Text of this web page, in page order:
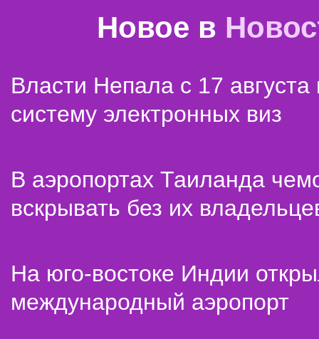
Новое в
Власти Непала с 17 августа
систему электронных виз
В аэропортах Таиланда
вскрывать без их
На юго-востоке Индии
международный аэропорт